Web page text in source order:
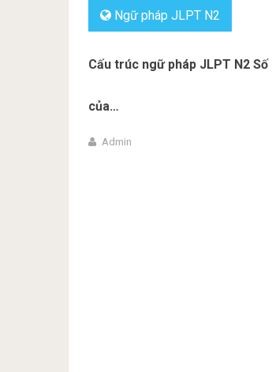
Ngữ pháp JLPT N2
Cấu trúc ngữ pháp JLPT N2
của…
Admin